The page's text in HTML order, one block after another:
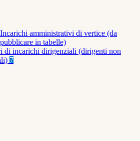
Incarichi amministrativi di vertice (da
pubblicare in tabelle)
di incarichi dirigenziali (dirigenti non
7